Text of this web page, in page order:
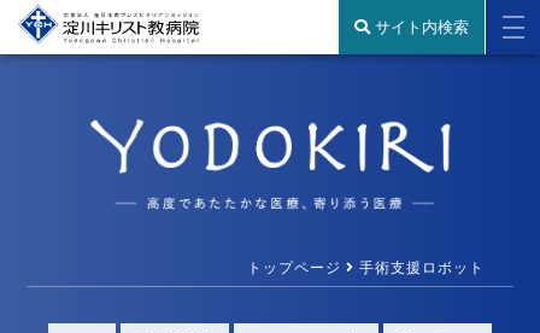
サイト内検索
トップページ 手術支援ロボット